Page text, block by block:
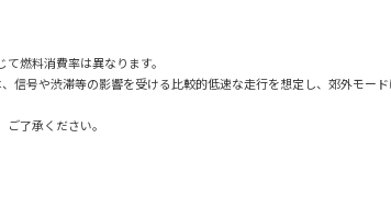
燃料消費率は異なります。
信号や渋滞等の影響を受ける比較的低速な走行を想定し、郊外モー
了承ください。